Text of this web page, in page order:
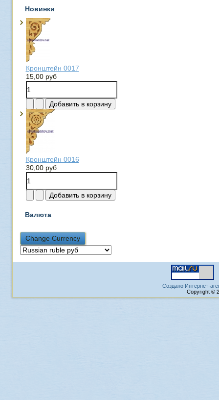
Новинки
Кронштейн 0017
15,00 руб
Кронштейн 0016
30,00 руб
Валюта
Создано Интернет-
Copyright ©